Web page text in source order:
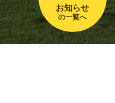
お知らせ
の一覧へ